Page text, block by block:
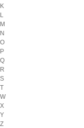
K
L
M
N
O
P
Q
R
S
T
W
X
Y
Z